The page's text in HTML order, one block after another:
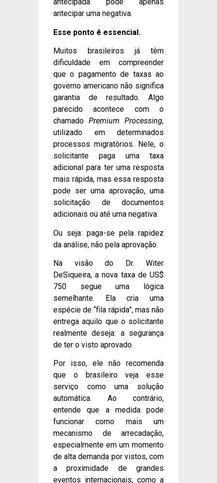
antecipada pode apenas
antecipar uma negativa.
Esse ponto é essencial.
Muitos brasileiros já têm
dificuldade em compreender
que o pagamento de taxas ao
governo americano não significa
garantia de resultado. Algo
parecido acontece com o
chamado Premium Processing,
utilizado em determinados
processos migratórios. Nele, o
solicitante paga uma taxa
adicional para ter uma resposta
mais rápida, mas essa resposta
pode ser uma aprovação, uma
solicitação de documentos
adicionais ou até uma negativa.
Ou seja: paga-se pela rapidez
da análise, não pela aprovação.
Na visão do Dr. Witer
DeSiqueira, a nova taxa de US$
750 segue uma lógica
semelhante. Ela cria uma
espécie de “fila rápida”, mas não
entrega aquilo que o solicitante
realmente deseja: a segurança
de ter o visto aprovado.
Por isso, ele não recomenda
que o brasileiro veja esse
serviço como uma solução
automática. Ao contrário,
entende que a medida pode
funcionar como mais um
mecanismo de arrecadação,
especialmente em um momento
de alta demanda por vistos, com
a proximidade de grandes
eventos internacionais, como a